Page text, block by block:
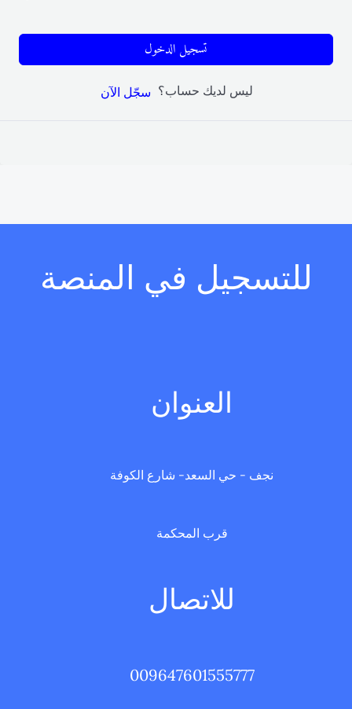
تسجيل الدخول
ليس لديك حساب؟ سجّل الآن
للتسجيل في المنصة
العنوان
نجف - حي السعد- شارع الكوفة
قرب المحكمة
للاتصال
009647601555777